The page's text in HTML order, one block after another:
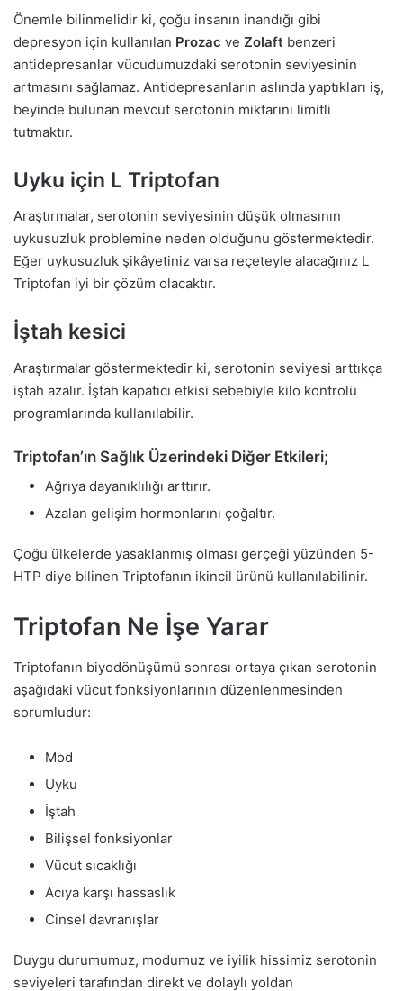
Önemle bilinmelidir ki, çoğu insanın inandığı gibi
depresyon için kullanılan Prozac ve Zolaft benzeri
antidepresanlar vücudumuzdaki serotonin seviyesinin
artmasını sağlamaz. Antidepresanların aslında yaptıkları iş,
beyinde bulunan mevcut serotonin miktarını limitli
tutmaktır.
Uyku için L Triptofan
Araştırmalar, serotonin seviyesinin düşük olmasının
uykusuzluk problemine neden olduğunu göstermektedir.
Eğer uykusuzluk şikâyetiniz varsa reçeteyle alacağınız L
Triptofan iyi bir çözüm olacaktır.
İştah kesici
Araştırmalar göstermektedir ki, serotonin seviyesi arttıkça
iştah azalır. İştah kapatıcı etkisi sebebiyle kilo kontrolü
programlarında kullanılabilir.
Triptofan’ın Sağlık Üzerindeki Diğer Etkileri;
Ağrıya dayanıklılığı arttırır.
Azalan gelişim hormonlarını çoğaltır.
Çoğu ülkelerde yasaklanmış olması gerçeği yüzünden 5-
HTP diye bilinen Triptofanın ikincil ürünü kullanılabilinir.
Triptofan Ne İşe Yarar
Triptofanın biyodönüşümü sonrası ortaya çıkan serotonin
aşağıdaki vücut fonksiyonlarının düzenlenmesinden
sorumludur:
Mod
Uyku
İştah
Bilişsel fonksiyonlar
Vücut sıcaklığı
Acıya karşı hassaslık
Cinsel davranışlar
Duygu durumumuz, modumuz ve iyilik hissimiz serotonin
seviyeleri tarafından direkt ve dolaylı yoldan